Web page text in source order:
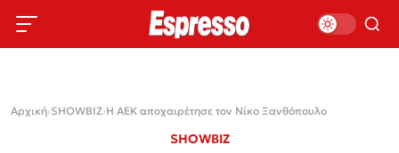
Αρχική›SHOWBIZ›Η ΑΕΚ αποχαιρέτησε τον Νίκο Ξανθόπουλο
SHOWBIZ